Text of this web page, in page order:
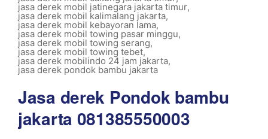
jasa derek mobil jatinegara jakarta timur,
jasa derek mobil kalimalang jakarta,
jasa derek mobil kebayoran lama,
jasa derek mobil towing pasar minggu,
jasa derek mobil towing serang,
jasa derek mobil towing tebet,
jasa derek mobilindo 24 jam jakarta,
jasa derek pondok bambu jakarta
Jasa derek Pondok bambu
jakarta 081385550003